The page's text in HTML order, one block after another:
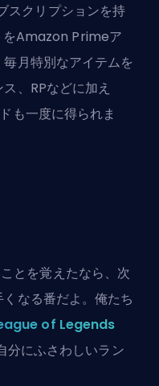
クリプションを持
をAmazon Primeア
月特別なアイテムを
、RPなどに加え
も一度に得られま
とを覚えたなら、次
なる番だよ。俺たち
of Legends
分にふさわしいラン